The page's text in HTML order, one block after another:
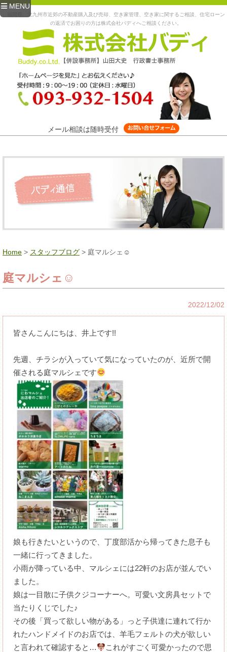
MENU
福岡県、北九州市近郊の不動産購入及び売却、空き家管理、空き家に関するご相談、住宅ローン
の返済でお困りの方は株式会社バディへご相談ください。
メール相談は随時受付
Home > スタッフブログ > 庭マルシェ☺
庭マルシェ☺
2022/12/02
皆さんこんにちは、井上です!!
先週、チラシが入っていて気になっていたのが、近所で開
催される庭マルシェです
娘も行きたいというので、丁度部活から帰ってきた息子も
一緒に行ってきました。
小雨が降っている中、マルシェには22軒のお店が並んでい
ました。
娘は一目散に子供クジコーナーへ。可愛い文房具セットで
当たりくじでした♪
その後「買って欲しい物がある」っと子供達に連れて行か
れたハンドメイドのお店では、羊毛フェルトの犬が欲しい
と言われて確認すると…
これがすごく可愛かったので思